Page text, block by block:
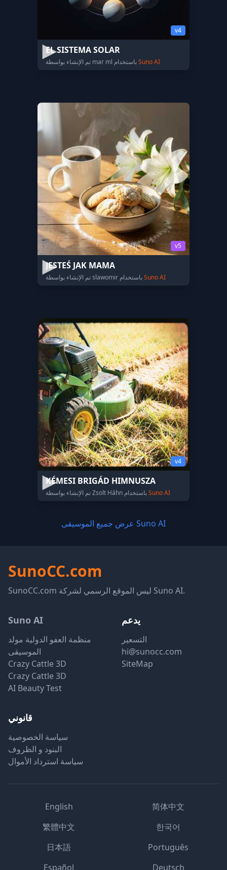
v4
EL SISTEMA SOLAR
Suno AI
v5
JESTEŚ JAK MAMA
Suno AI
v4
KÉMESI BRIGÁD HIMNUSZA
Suno AI
عرض جميع الموسيقى Suno AI
SunoCC.com
SunoCC.com ليس الموقع الرسمي لشركة Suno AI.
Suno AI
منظمة العفو الدولية مولد
الموسيقى
Crazy Cattle 3D
Crazy Cattle 3D
AI Beauty Test
يدعم
التسعير
hi@sunocc.com
SiteMap
قانوني
سياسة الخصوصية
البنود و الظروف
سياسة استرداد الأموال
English
简体中文
繁體中文
한국어
日本語
Português
Español
Deutsch